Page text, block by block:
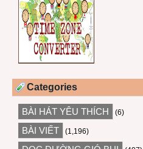
Categories
BÀI HÁT YÊU THÍCH (6)
BÀI VIẾT (1,196)